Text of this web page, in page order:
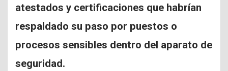
atestados y certificaciones que habrían
respaldado su paso por puestos o
procesos sensibles dentro del aparato de
seguridad.